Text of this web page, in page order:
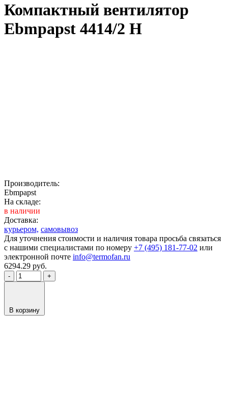
Компактный вентилятор
Ebmpapst 4414/2 H
Производитель:
Ebmpapst
На складе:
в наличии
Доставка:
курьером, самовывоз
Для уточнения стоимости и наличия товара просьба связаться
с нашими специалистами по номеру +7 (495) 181-77-02 или
электронной почте info@termofan.ru
6294.29 руб.
- +
В корзину